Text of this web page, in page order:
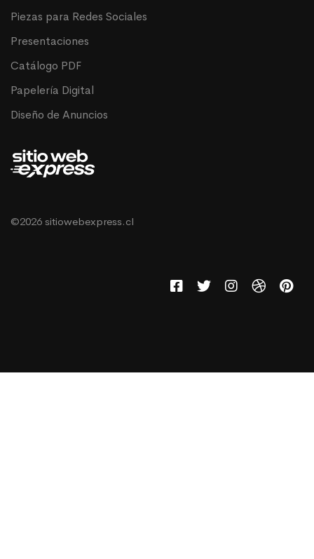
Piezas para Redes Sociales
Presentaciones
Catálogo PDF
Papelería Digital
Diseño de Anuncios
©2026 sitiowebexpress.cl